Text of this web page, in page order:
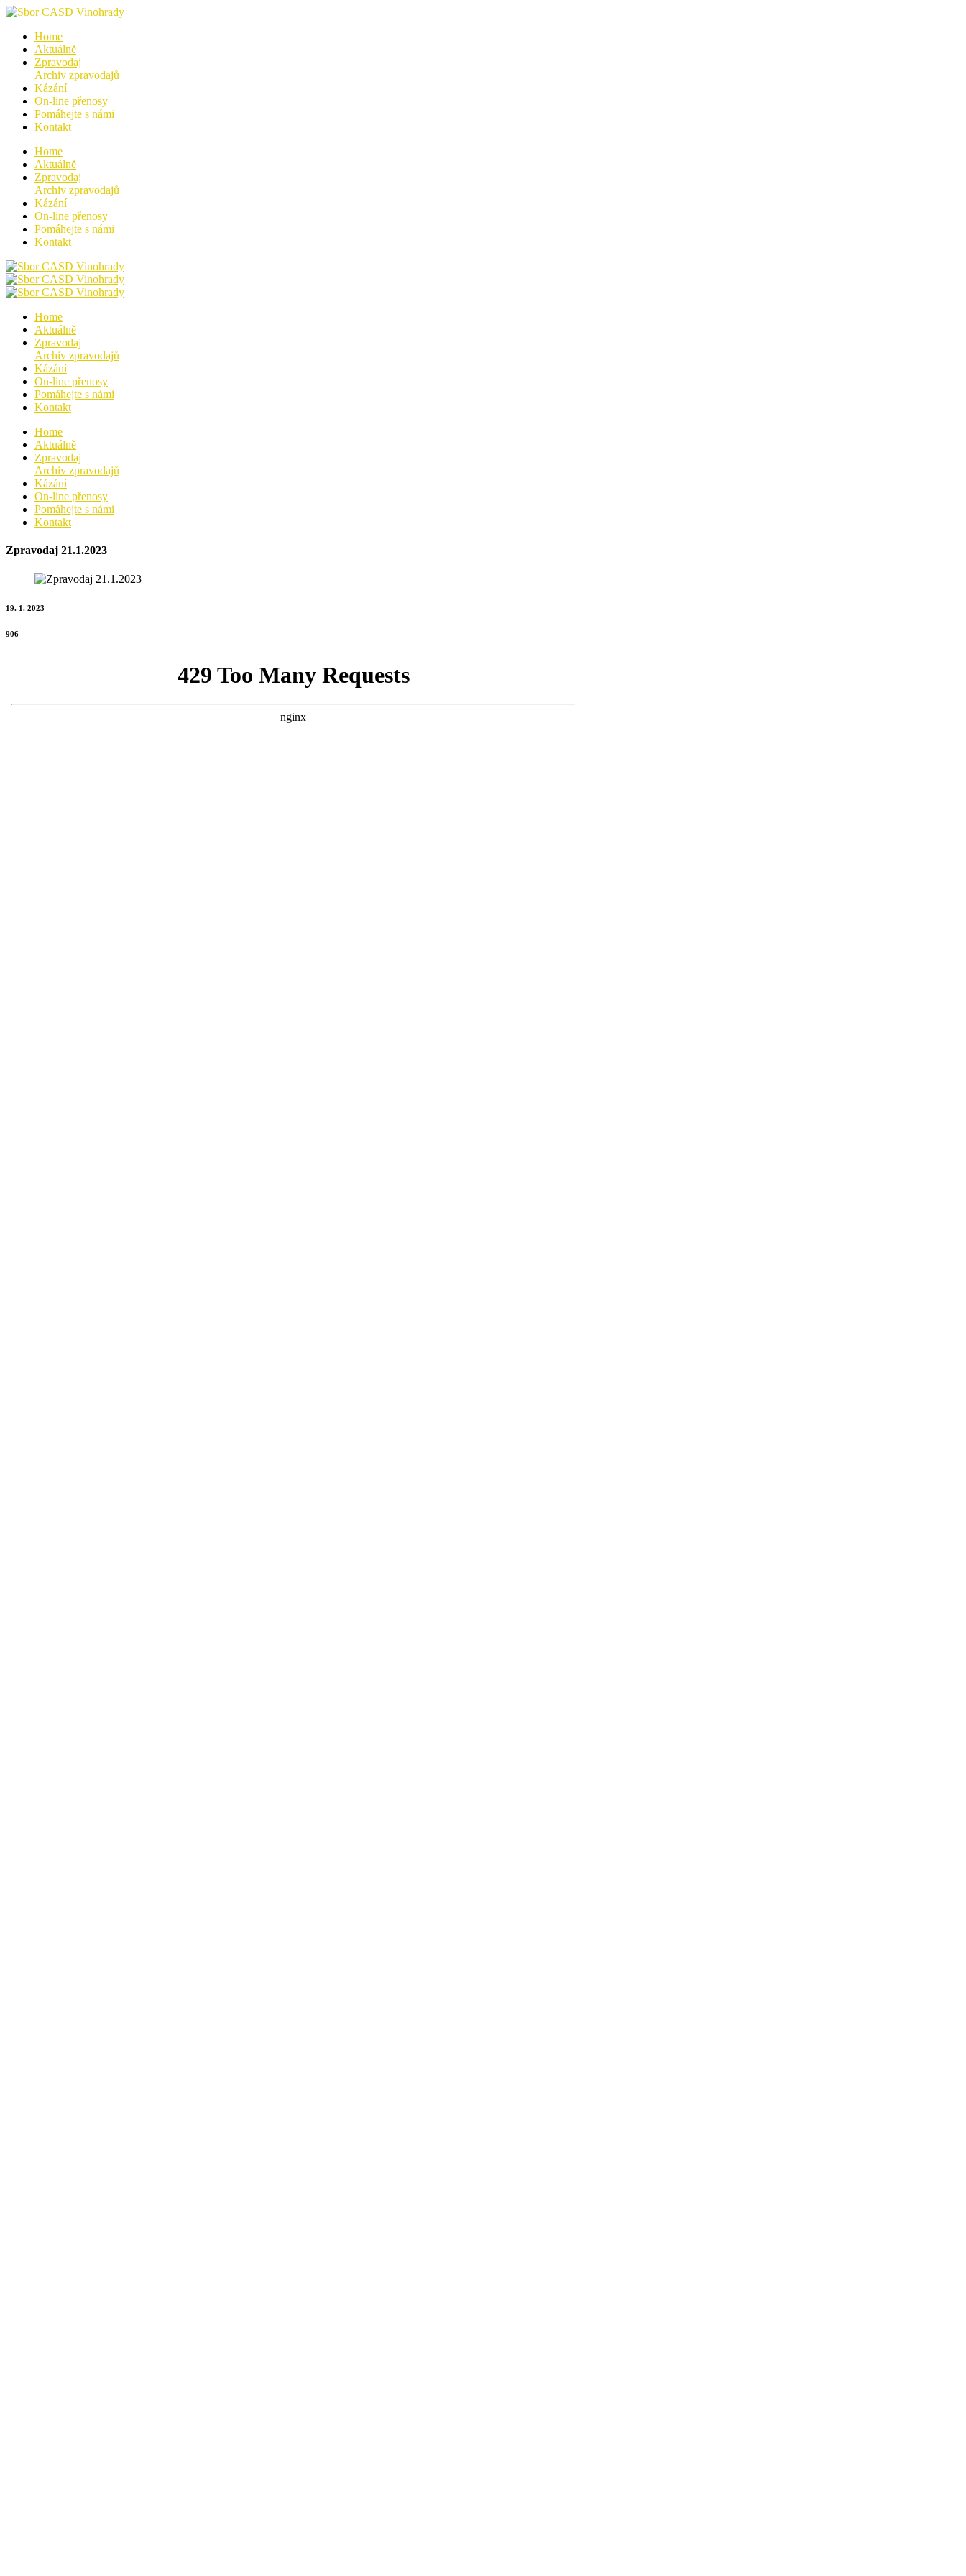
Home
Aktuálně
Zpravodaj
Archiv zpravodajů
Kázání
On-line přenosy
Pomáhejte s námi
Kontakt
Home
Aktuálně
Zpravodaj
Archiv zpravodajů
Kázání
On-line přenosy
Pomáhejte s námi
Kontakt
Home
Aktuálně
Zpravodaj
Archiv zpravodajů
Kázání
On-line přenosy
Pomáhejte s námi
Kontakt
Home
Aktuálně
Zpravodaj
Archiv zpravodajů
Kázání
On-line přenosy
Pomáhejte s námi
Kontakt
Zpravodaj 21.1.2023
19. 1. 2023
906